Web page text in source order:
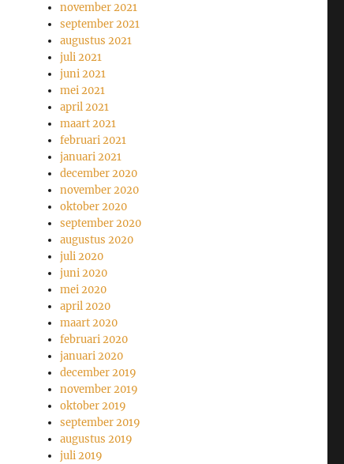
november 2021
september 2021
augustus 2021
juli 2021
juni 2021
mei 2021
april 2021
maart 2021
februari 2021
januari 2021
december 2020
november 2020
oktober 2020
september 2020
augustus 2020
juli 2020
juni 2020
mei 2020
april 2020
maart 2020
februari 2020
januari 2020
december 2019
november 2019
oktober 2019
september 2019
augustus 2019
juli 2019